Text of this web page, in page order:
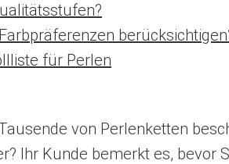
für Perlen
von Perlenketten
Ihr Kunde bemerkt es, bevor